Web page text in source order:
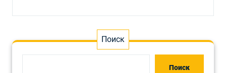
Поиск
Поиск